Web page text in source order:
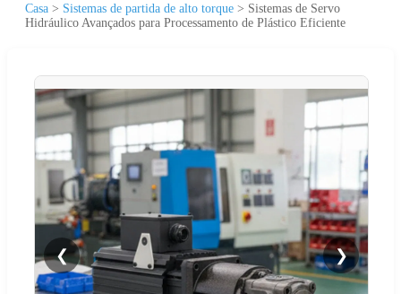
Casa > Sistemas de partida de alto torque > Sistemas de Servo
Hidráulico Avançados para Processamento de Plástico Eficiente
❮ ❯